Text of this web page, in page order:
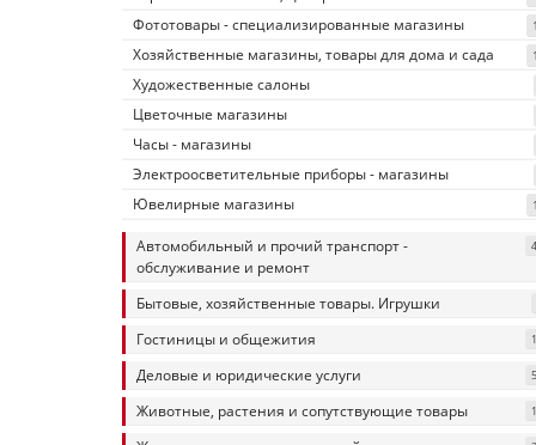
Фототовары - специализированные магазины
Хозяйственные магазины, товары для дома и сада
Художественные салоны
Цветочные магазины
Часы - магазины
Электроосветительные приборы - магазины
Ювелирные магазины
Автомобильный и прочий транспорт -
обслуживание и ремонт
Бытовые, хозяйственные товары. Игрушки
Гостиницы и общежития
Деловые и юридические услуги
Животные, растения и сопутствующие товары